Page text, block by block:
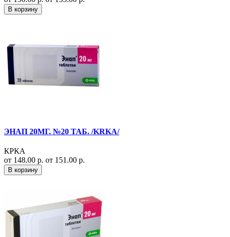
В корзину
ЭНАП 20МГ. №20 ТАБ. /KRKA/
КРКА
от 148.00 р. от 151.00 р.
В корзину